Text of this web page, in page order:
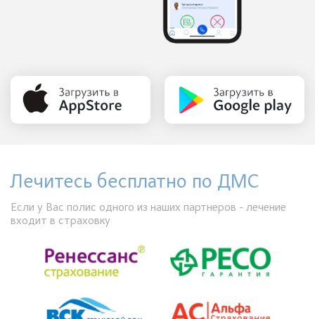
Лечитесь бесплатно по ДМС
Если у Вас полис одного из наших партнеров - лечение
входит в страховку